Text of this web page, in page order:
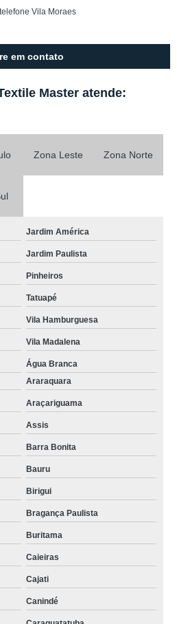
Vila Moraes
em contato
Master atende:
Zona Leste Zona Norte
Jardim América
Jardim Paulista
Pinheiros
Tatuapé
Vila Hamburguesa
Vila Madalena
Água Branca
Araraquara
Araçariguama
Assis
Barra Bonita
Bauru
Birigui
Bragança Paulista
Buritama
Caieiras
Cajati
Canindé